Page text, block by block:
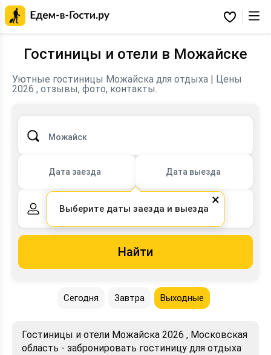
Избранное
Гостиницы и отели в Можайске
Уютные гостиницы Можайска для отдыха | Цены
2026 , отзывы, фото, контакты.
Можайск
Дата заезда Дата выезда
2 взрослых,0 детей
Найти
Сегодня Завтра Выходные
Гостиницы и отели Можайска 2026 , Московская
область - забронировать гостиницу для отдыха
×
Выберите даты заезда и выезда